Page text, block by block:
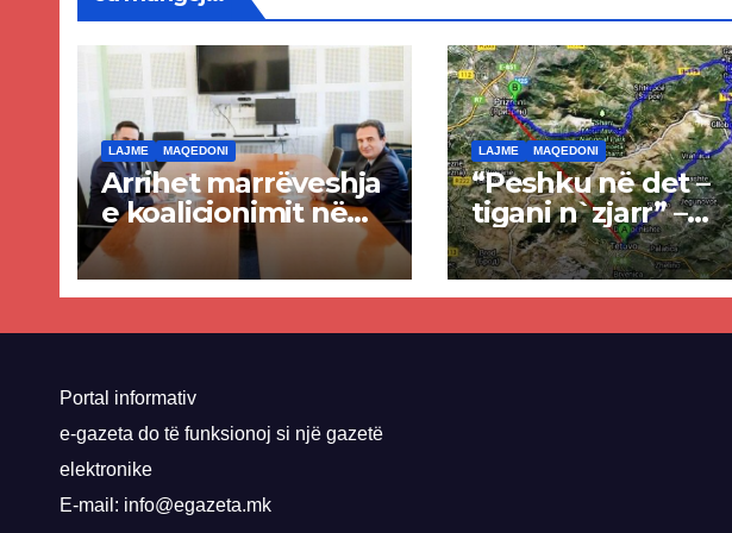
LAJME MAQEDONI
Arrihet marrëveshja
e koalicionimit në
parim mes Kurtit
dhe Abdixhikut
LAJME MAQEDONI
“Peshku në det –
tigani n`zjarr” –
Ende pa u kryer
projekti i tunelit,
komuna e Tetovës
nis punimet për
Portal informativ
e-gazeta do të funksionoj si një gazetë
elektronike
E-mail: info@egazeta.mk